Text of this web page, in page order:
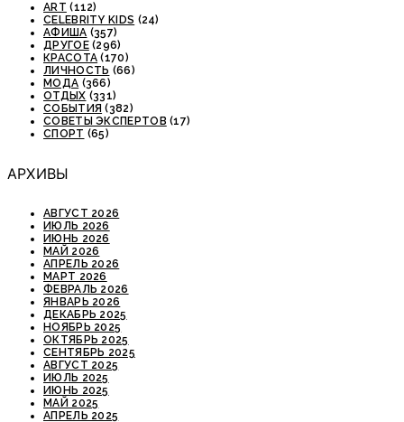
ART (112)
CELEBRITY KIDS (24)
АФИША (357)
ДРУГОЕ(296)
КРАСОТА (170)
ЛИЧНОСТЬ (66)
МОДА (366)
ОТДЫХ (331)
СОБЫТИЯ (382)
СОВЕТЫ ЭКСПЕРТОВ (17)
СПОРТ (65)
АРХИВЫ
АВГУСТ 2026
ИЮЛЬ 2026
ИЮНЬ 2026
МАЙ 2026
АПРЕЛЬ 2026
МАРТ 2026
ФЕВРАЛЬ 2026
ЯНВАРЬ 2026
ДЕКАБРЬ 2025
НОЯБРЬ 2025
ОКТЯБРЬ 2025
СЕНТЯБРЬ 2025
АВГУСТ 2025
ИЮЛЬ 2025
ИЮНЬ 2025
МАЙ 2025
АПРЕЛЬ 2025